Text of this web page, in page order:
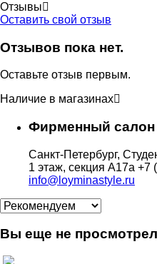
Отзывы
Оставить свой отзыв
Отзывов пока нет.
Оставьте отзыв первым.
Наличие в магазинах
Фирменный салон
Санкт-Петербург,
1 этаж, секция А17а +7
info@loyminastyle.ru
Вы еще не